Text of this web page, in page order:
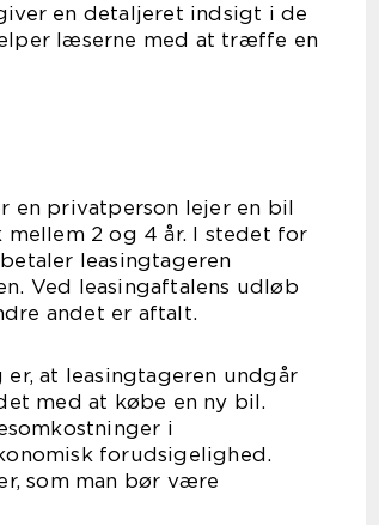
en detaljeret indsigt i de
læserne med at træffe en
en privatperson lejer en bil
2 og 4 år. I stedet for
leasingtageren
Ved leasingaftalens udløb
andet er aftalt.
at leasingtageren undgår
med at købe en ny bil.
i
forudsigelighed.
som man bør være